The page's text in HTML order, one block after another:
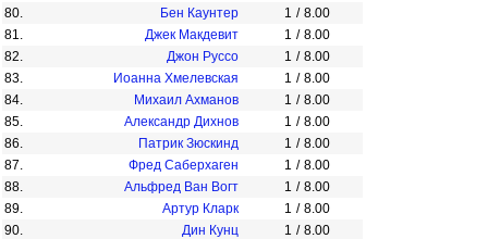
80.
Бен Каунтер 1 / 8.00
81.
Джек Макдевит 1 / 8.00
82.
Джон Руссо 1 / 8.00
83.
Иоанна Хмелевская 1 / 8.00
84.
Михаил Ахманов 1 / 8.00
85.
Александр Дихнов 1 / 8.00
86.
Патрик Зюскинд 1 / 8.00
87.
Фред Саберхаген 1 / 8.00
88.
Альфред Ван Вогт 1 / 8.00
89.
Артур Кларк 1 / 8.00
90.
Дин Кунц 1 / 8.00